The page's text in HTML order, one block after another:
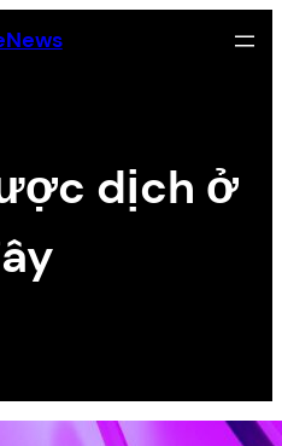
dịch ở